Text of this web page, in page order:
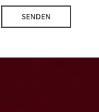
SENDEN